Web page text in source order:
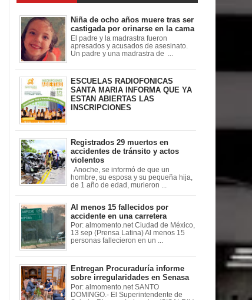
Niña de ocho años muere tras ser
castigada por orinarse en la cama
El padre y la madrastra fueron
apresados y acusados de asesinato.
Un padre y una madrastra de ...
ESCUELAS RADIOFONICAS
SANTA MARIA INFORMA QUE YA
ESTAN ABIERTAS LAS
INSCRIPCIONES
Registrados 29 muertos en
accidentes de tránsito y actos
violentos
Anoche, se informó de que un
hombre, su esposa y su pequeña hija,
de 1 año de edad, murieron ...
Al menos 15 fallecidos por
accidente en una carretera
Por: almomento.net Ciudad de México,
13 sep (Prensa Latina) Al menos 15
personas fallecieron en un ...
Entregan Procuraduría informe
sobre irregularidades en Senasa
Por: almomento.net SANTO
DOMINGO.- El Superintendente de